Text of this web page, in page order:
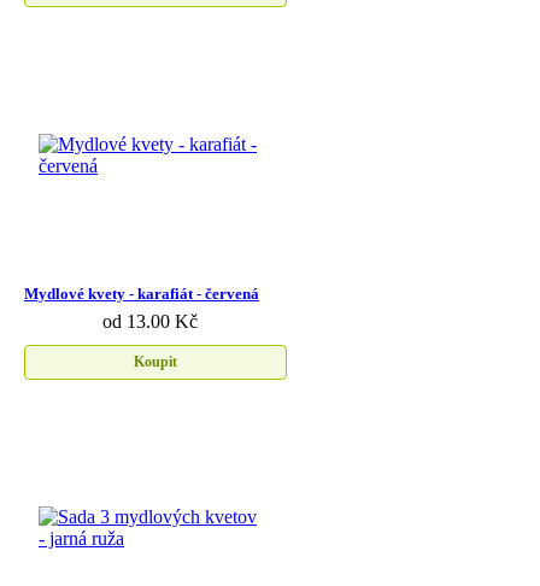
Mydlové kvety - karafiát - červená
od 13.00 Kč
Koupit